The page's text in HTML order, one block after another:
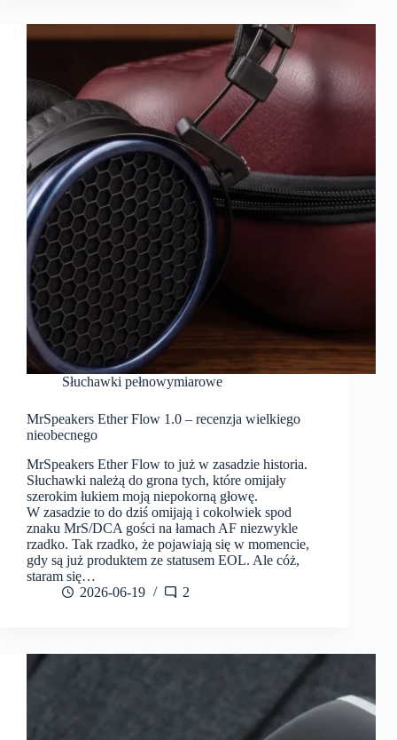
Słuchawki pełnowymiarowe
MrSpeakers Ether Flow 1.0 – recenzja wielkiego
nieobecnego
MrSpeakers Ether Flow to już w zasadzie historia.
Słuchawki należą do grona tych, które omijały
szerokim łukiem moją niepokorną głowę.
W zasadzie to do dziś omijają i cokolwiek spod
znaku MrS/DCA gości na łamach AF niezwykle
rzadko. Tak rzadko, że pojawiają się w momencie,
gdy są już produktem ze statusem EOL. Ale cóż,
staram się…
2026-06-19
2